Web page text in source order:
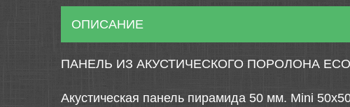
ОПИСАНИЕ
ПАНЕЛЬ ИЗ АКУСТИЧЕСКОГО ПОРОЛОНА
Акустическая панель пирамида 50 мм. Mini